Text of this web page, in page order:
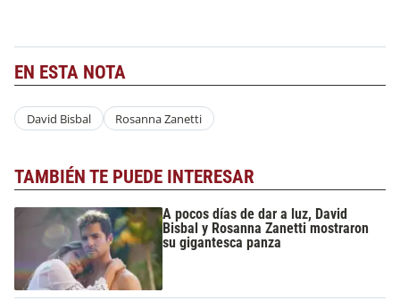
EN ESTA NOTA
David Bisbal Rosanna Zanetti
TAMBIÉN TE PUEDE INTERESAR
A pocos días de dar a luz, David
Bisbal y Rosanna Zanetti mostraron
su gigantesca panza